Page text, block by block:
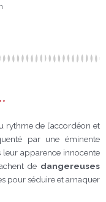
rythme de l’accordéon et
par une éminente
leur apparence innocente
de dangereuses
pour séduire et arnaquer